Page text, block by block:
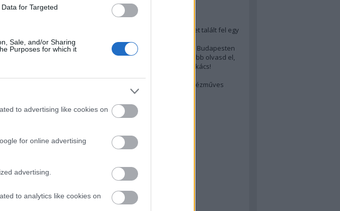
for Targeted
Sale, and/or Sharing
Purposes for which it
to advertising like cookies on
for online advertising
advertising.
to analytics like cookies on
TOP5
Annyira menő Budapest-térképet talált fel egy
A 10 legjobb (elérhető árú) ebéd Budapesten
Szakács akarsz lenni? Akkor előbb olvasd el,
mit gondol erről egy magyar szakács!
Budapest rejtett kincsei: orosz kézműves
afrikai konyha
ázsiai konyha
baszk konyha
belgium